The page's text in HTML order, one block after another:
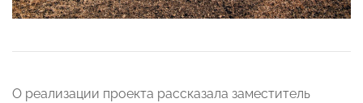
О реализации проекта рассказала заместитель